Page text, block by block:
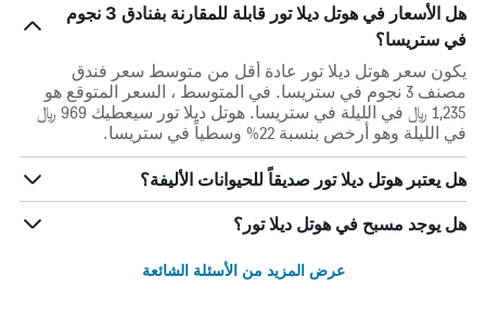
هل الأسعار في هوتل ديلا تور قابلة للمقارنة بفنادق 3 نجوم
في ستريسا؟
يكون سعر هوتل ديلا تور عادة أقل من متوسط ​​سعر فندق
مصنف 3 نجوم في ستريسا. في المتوسط ، السعر المتوقع هو
1,235 ﷼ في الليلة في ستريسا. هوتل ديلا تور سيعطيك 969 ﷼
في الليلة وهو أرخص بنسبة 22% وسطياً في ستريسا.
هل يعتبر هوتل ديلا تور صديقاً للحيوانات الأليفة؟
هل يوجد مسبح في هوتل ديلا تور؟
عرض المزيد من الأسئلة الشائعة